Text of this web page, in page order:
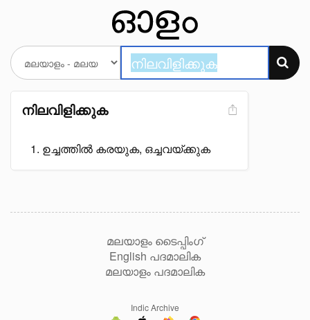
നിലവിളിക്കുക
ഉച്ചത്തിൽ കരയുക, ഒച്ചവയ്ക്കുക
മലയാളം ടൈപ്പിംഗ്
English പദമാലിക
മലയാളം പദമാലിക
Indic Archive